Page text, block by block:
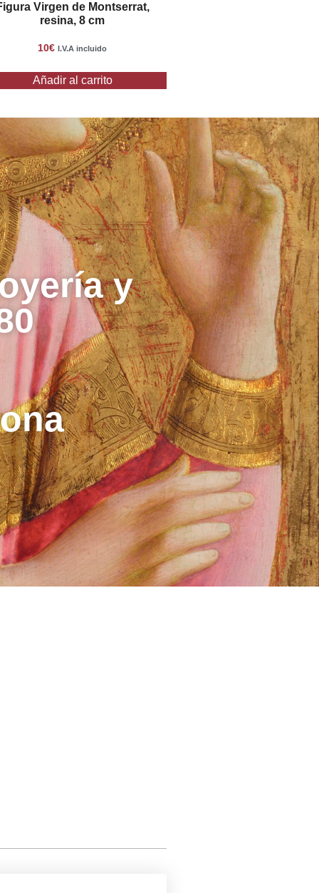
Virgen de Montserrat,
resina, 8 cm
10€ I.V.A incluido
Añadir al carrito
y